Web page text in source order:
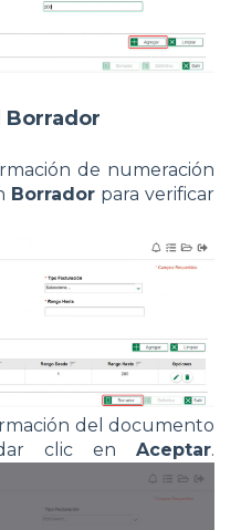
Borrador
de numeración
Borrador para verificar
del documento
clic en Aceptar.